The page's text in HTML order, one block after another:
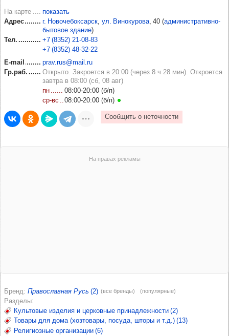
На карте
показать
Адрес
г. Новочебоксарск ул. Винокурова , 40 (административно-
бытовое здание)
Тел.
+7 (8352) 21‑08‑83
+7 (8352) 48‑32‑22
E-mail
prav.rus@mail.ru
Гр.раб.
Открыто. Закроется в 20:00 (через 8 ч 28 мин). Откроется
завтра в 08:00 (сб, 08 авг)
пн
08:00‑20:00 (б/п)
ср‑вс
08:00‑20:00 (б/п)
Бренд Православная Русь (2) (все бренды) (популярные)
Разделы
Культовые изделия и церковные принадлежности (2)
Товары для дома (хозтовары, посуда, шторы и т.д.) (13)
Религиозные организации (6)